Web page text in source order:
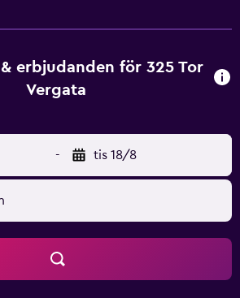
serveras en frukostbuffé, en
en italiensk frukost. San Giovanni
från boendet.
erbjudanden för 325 Tor
Vergata
- tis 18/8